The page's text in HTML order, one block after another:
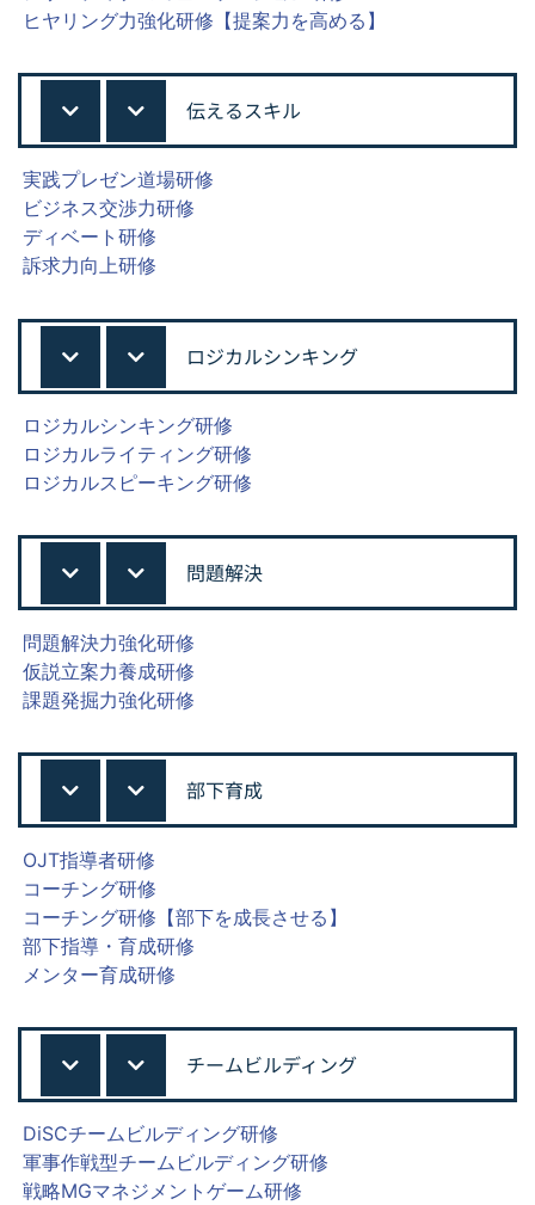
ヒヤリング力強化研修【提案力を高める】
伝えるスキル
実践プレゼン道場研修
ビジネス交渉力研修
ディベート研修
訴求力向上研修
ロジカルシンキング
ロジカルシンキング研修
ロジカルライティング研修
ロジカルスピーキング研修
問題解決
問題解決力強化研修
仮説立案力養成研修
課題発掘力強化研修
部下育成
OJT指導者研修
コーチング研修
コーチング研修【部下を成長させる】
部下指導・育成研修
メンター育成研修
チームビルディング
DiSCチームビルディング研修
軍事作戦型チームビルディング研修
戦略MGマネジメントゲーム研修